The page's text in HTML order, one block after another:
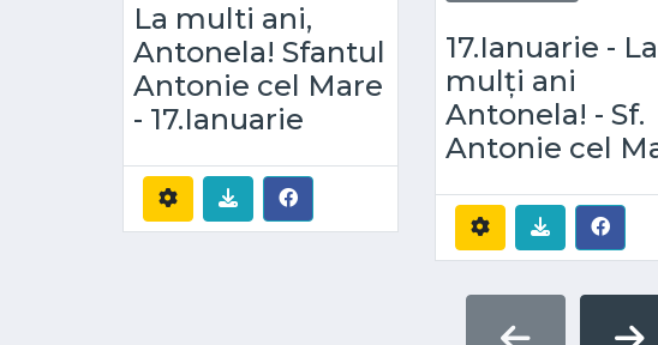
La multi ani,
Antonela! Sfantul
Antonie cel Mare
- 17.Ianuarie
17.Ianuarie - La
mulți ani
Antonela! - Sf.
Antonie cel